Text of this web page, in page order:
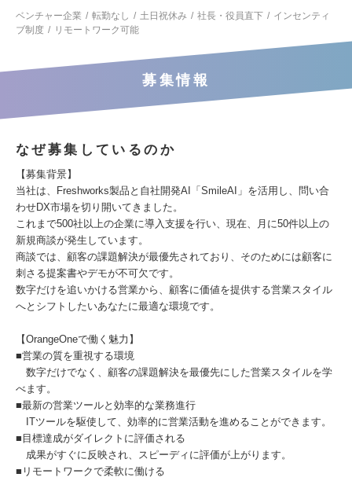
ベンチャー企業
転勤なし 土日祝休み 社長・役員直下
インセンティ
ブ制度
リモートワーク可能
募集情報
なぜ募集しているのか
【募集背景】
当社は、Freshworks製品と自社開発AI「SmileAI」を活用し、問い合
わせDX市場を切り開いてきました。
これまで500社以上の企業に導入支援を行い、現在、月に50件以上の
新規商談が発生しています。
商談では、顧客の課題解決が最優先されており、そのためには顧客に
刺さる提案書やデモが不可欠です。
数字だけを追いかける営業から、顧客に価値を提供する営業スタイル
へとシフトしたいあなたに最適な環境です。
【OrangeOneで働く魅力】
■営業の質を重視する環境
数字だけでなく、顧客の課題解決を最優先にした営業スタイルを学
べます。
■最新の営業ツールと効率的な業務進行
ITツールを駆使して、効率的に営業活動を進めることができます。
■目標達成がダイレクトに評価される
成果がすぐに反映され、スピーディに評価が上がります。
■リモートワークで柔軟に働ける